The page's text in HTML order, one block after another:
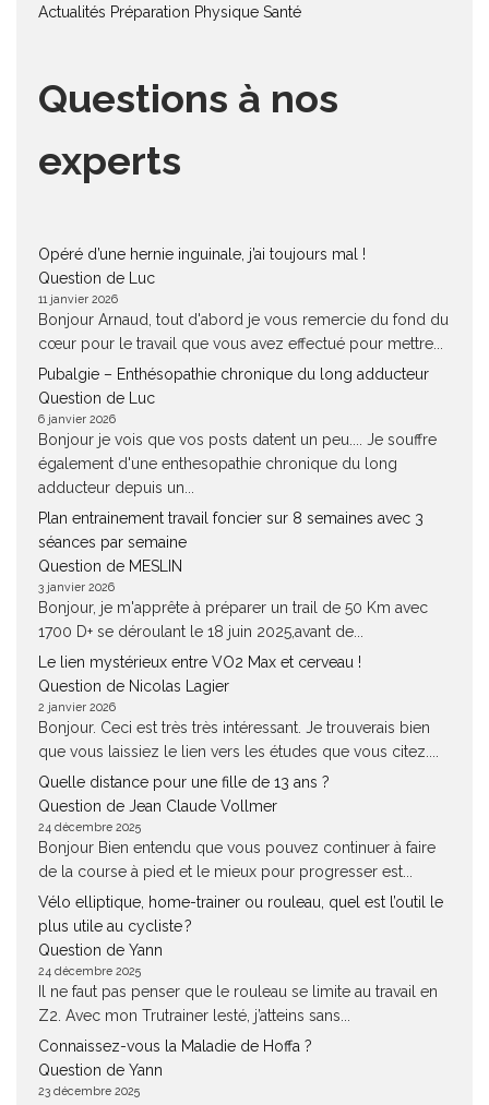
Actualités Préparation Physique Santé
Questions à nos
experts
Opéré d’une hernie inguinale, j’ai toujours mal !
Question de Luc
11 janvier 2026
Bonjour Arnaud, tout d'abord je vous remercie du fond du
cœur pour le travail que vous avez effectué pour mettre...
Pubalgie – Enthésopathie chronique du long adducteur
Question de Luc
6 janvier 2026
Bonjour je vois que vos posts datent un peu.... Je souffre
également d'une enthesopathie chronique du long
adducteur depuis un...
Plan entrainement travail foncier sur 8 semaines avec 3
séances par semaine
Question de MESLIN
3 janvier 2026
Bonjour, je m'apprête à préparer un trail de 50 Km avec
1700 D+ se déroulant le 18 juin 2025,avant de...
Le lien mystérieux entre VO2 Max et cerveau !
Question de Nicolas Lagier
2 janvier 2026
Bonjour. Ceci est très très intéressant. Je trouverais bien
que vous laissiez le lien vers les études que vous citez....
Quelle distance pour une fille de 13 ans ?
Question de Jean Claude Vollmer
24 décembre 2025
Bonjour Bien entendu que vous pouvez continuer à faire
de la course à pied et le mieux pour progresser est...
Vélo elliptique, home-trainer ou rouleau, quel est l’outil le
plus utile au cycliste ?
Question de Yann
24 décembre 2025
Il ne faut pas penser que le rouleau se limite au travail en
Z2. Avec mon Trutrainer lesté, j’atteins sans...
Connaissez-vous la Maladie de Hoffa ?
Question de Yann
23 décembre 2025